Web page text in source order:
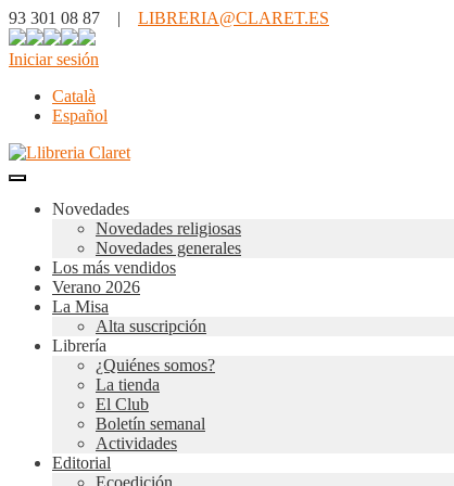
93 301 08 87 | LIBRERIA@CLARET.ES
Iniciar sesión
Català
Español
Novedades
Novedades religiosas
Novedades generales
Los más vendidos
Verano 2026
La Misa
Alta suscripción
Librería
¿Quiénes somos?
La tienda
El Club
Boletín semanal
Actividades
Editorial
Ecoedición